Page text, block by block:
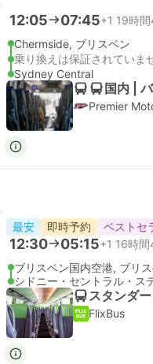
12:05 07:45+1 19時
Chermside, ブリスベン
乗り換えは保証されていま
Sydney Central
国内 |
Premier
最安 即時予約 ベストセ
12:30 05:15+1 16時
ブリスベン国内空港, ブリ
シドニー・セントラル・ス
スタンダ
FlixBus